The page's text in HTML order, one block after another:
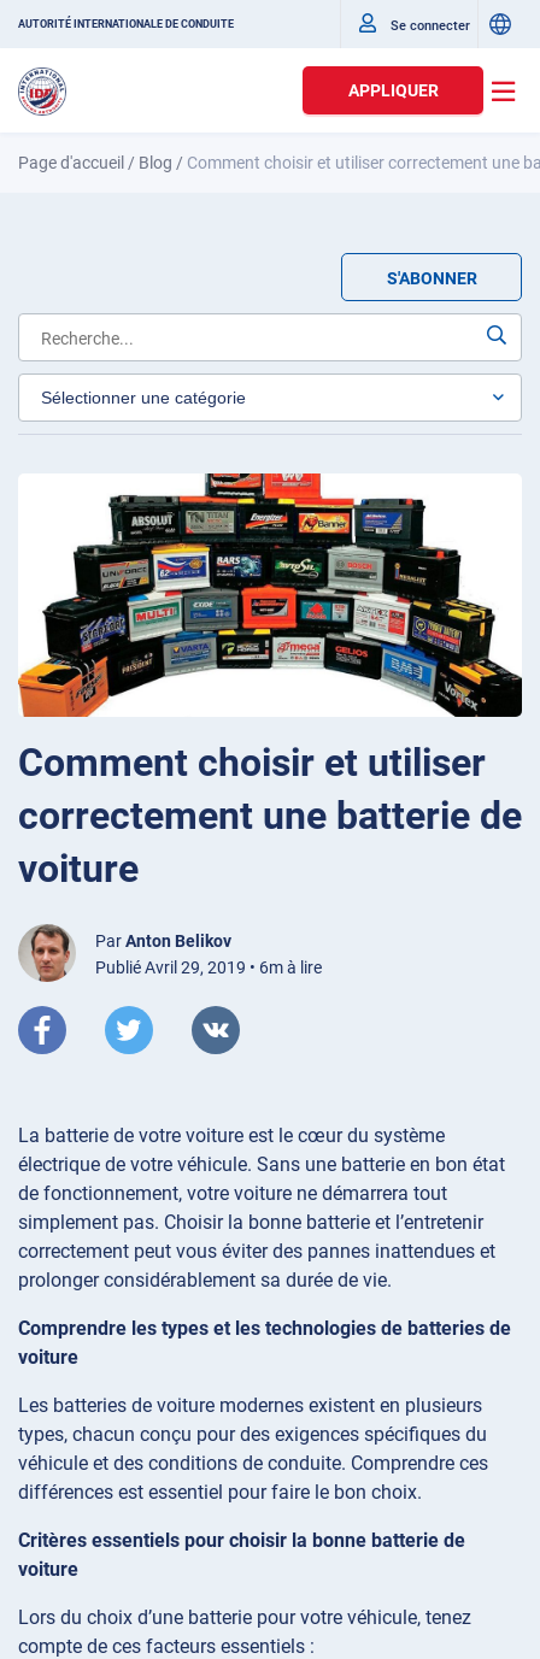
AUTORITÉ INTERNATIONALE DE CONDUITE Se connecter
APPLIQUER
Page d'accueil / Blog / Comment choisir et utiliser correctement une
S'ABONNER
Comment choisir et utiliser
correctement une batterie de
voiture
ParAnton Belikov
Publié Avril 29, 2019 • 6m à lire
La batterie de votre voiture est le cœur du système
électrique de votre véhicule. Sans une batterie en bon état
de fonctionnement, votre voiture ne démarrera tout
simplement pas. Choisir la bonne batterie et l’entretenir
correctement peut vous éviter des pannes inattendues et
prolonger considérablement sa durée de vie.
Comprendre les types et les technologies de batteries de
voiture
Les batteries de voiture modernes existent en plusieurs
types, chacun conçu pour des exigences spécifiques du
véhicule et des conditions de conduite. Comprendre ces
différences est essentiel pour faire le bon choix.
Critères essentiels pour choisir la bonne batterie de
voiture
Lors du choix d’une batterie pour votre véhicule, tenez
compte de ces facteurs essentiels :